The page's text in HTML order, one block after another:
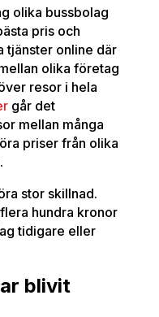
olika bussbolag
pris och
tjänster online där
olika företag
resor i hela
går det
mellan många
priser från olika
stor skillnad.
hundra kronor
tidigare eller
blivit